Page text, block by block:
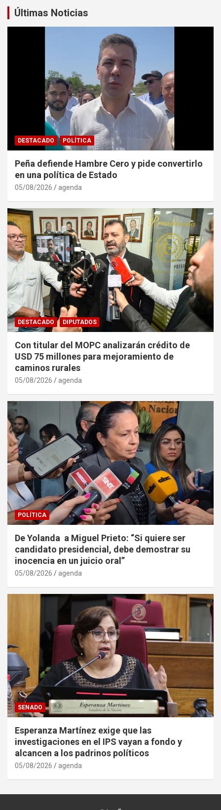
Últimas Noticias
DESTACADO POLÍTICA
Peña defiende Hambre Cero y pide convertirlo
en una política de Estado
05/08/2026 agenda
DESTACADO DIPUTADOS
Con titular del MOPC analizarán crédito de
USD 75 millones para mejoramiento de
caminos rurales
05/08/2026 agenda
POLÍTICA
De Yolanda a Miguel Prieto: “Si quiere ser
candidato presidencial, debe demostrar su
inocencia en un juicio oral”
05/08/2026 agenda
SENADO
Esperanza Martínez exige que las
investigaciones en el IPS vayan a fondo y
alcancen a los padrinos políticos
05/08/2026 agenda